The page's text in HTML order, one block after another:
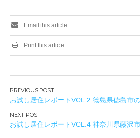
Email this article
Print this article
投
稿
ナ
ビ
お試し居住レポートVOL.2 徳島県徳島市
お試し居住レポートVOL.4 神奈川県藤沢